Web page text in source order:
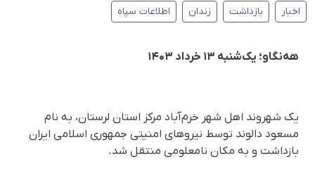
اخبار بازداشت زندان اطلاعات سپاه
هه‌نگاو؛ یک‌شنبه ۱۳ خرداد ۱۴۰۳
یک شهروند اهل شهر خرم‌آباد مرکز استان لرستان، به نام
مسعود دالوند توسط نیروهای امنیتی جمهوری اسلامی ایران
بازداشت و به مکان نامعلومی منتقل شد.